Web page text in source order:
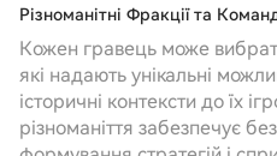
Різноманітні Фракції та
Кожен гравець може
які надають унікальні
історичні контексти до їх
різноманіття забезпечує